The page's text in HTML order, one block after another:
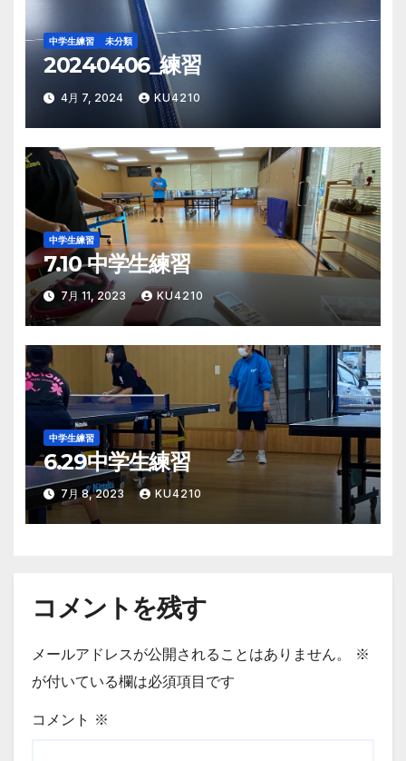
中学生練習 未分類
20240406_練習
4月 7, 2024 KU4210
中学生練習
7.10 中学生練習
7月 11, 2023 KU4210
中学生練習
6.29中学生練習
7月 8, 2023 KU4210
コメントを残す
メールアドレスが公開されることはありません。
※
が付いている欄は必須項目です
コメント ※